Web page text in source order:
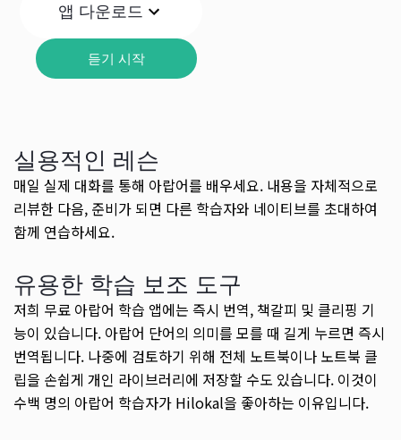
앱 다운로드
듣기 시작
실용적인 레슨
매일 실제 대화를 통해 아랍어를 배우세요. 내용을 자체적으로
리뷰한 다음, 준비가 되면 다른 학습자와 네이티브를 초대하여
함께 연습하세요.
유용한 학습 보조 도구
저희 무료 아랍어 학습 앱에는 즉시 번역, 책갈피 및 클리핑 기
능이 있습니다. 아랍어 단어의 의미를 모를 때 길게 누르면 즉시
번역됩니다. 나중에 검토하기 위해 전체 노트북이나 노트북 클
립을 손쉽게 개인 라이브러리에 저장할 수도 있습니다. 이것이
수백 명의 아랍어 학습자가 Hilokal을 좋아하는 이유입니다.